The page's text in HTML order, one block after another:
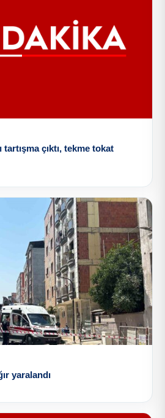
çıktı, tekme tokat
yaralandı